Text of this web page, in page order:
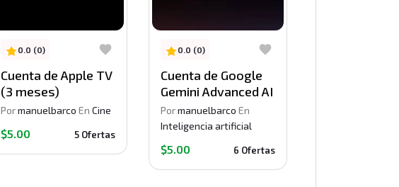
0.0 (0)
Cuenta de Apple TV
(3 meses)
Pormanuelbarco En Cine
$5.00 5 Ofertas
0.0 (0)
Cuenta de Google
Gemini Advanced AI
Pormanuelbarco En
Inteligencia artificial
$5.00 6 Ofertas